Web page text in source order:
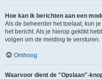
Hoe kan ik berichten aan een
Als de beheerder het toelaat, kun
het bericht. Als je hierop geklikt
volgen om de melding te versturen.
Omhoog
Waarvoor dient de "Opslaan"-